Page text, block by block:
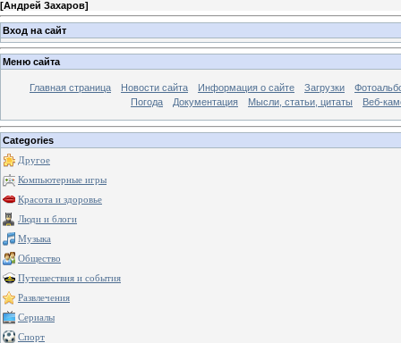
[Андрей Захаров]
Вход на сайт
Меню сайта
Главная страница Новости сайта Информация о сайте Загрузки
Погода
Документация Мысли, статьи, цитаты Веб-
Categories
Другое
Компьютерные игры
Красота и здоровье
Люди и блоги
Музыка
Общество
Путешествия и события
Развлечения
Сериалы
Спорт